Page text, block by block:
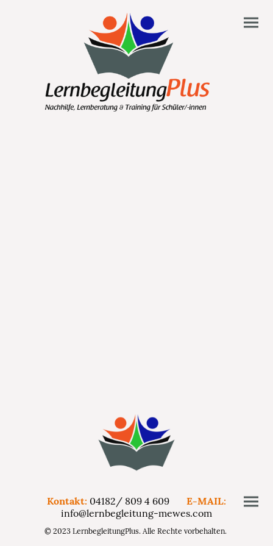
Kontakt: 04182/ 809 4 609
E-MAIL:
info@lernbegleitung-mewes.com
© 2023 LernbegleitungPlus. Alle Rechte vorbehalten.